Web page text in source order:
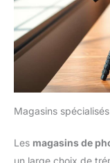
Magasins spécialisés
Les magasins de